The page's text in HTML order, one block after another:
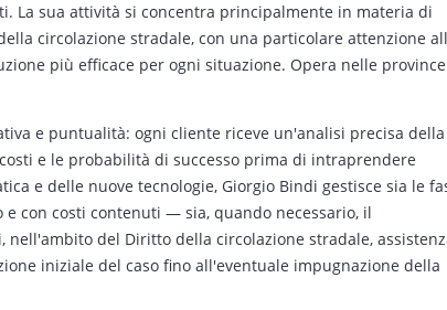
La sua attività si concentra principalmente in materia di
circolazione stradale, con una particolare attenzione
più efficace per ogni situazione. Opera nelle province
e puntualità: ogni cliente riceve un'analisi precisa della
e le probabilità di successo prima di intraprendere
e delle nuove tecnologie, Giorgio Bindi gestisce sia le
con costi contenuti — sia, quando necessario, il
del Diritto della circolazione stradale,
iniziale del caso fino all'eventuale impugnazione della